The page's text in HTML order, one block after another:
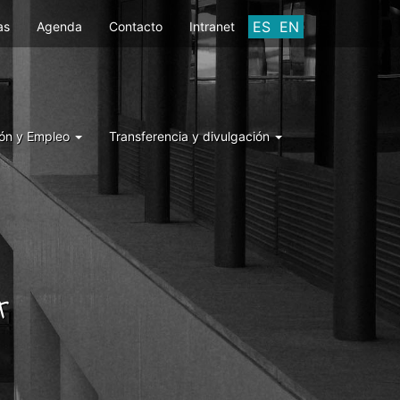
ES EN
Agenda Contacto Intranet
y Empleo Transferencia y divulgación